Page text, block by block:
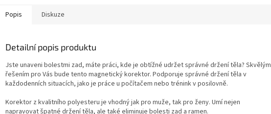
Popis Diskuze
Detailní popis produktu
Jste unaveni bolestmi zad, máte práci, kde je obtížné udržet správné držení těla? Skvělým
řešením pro Vás bude tento magnetický korektor. Podporuje správné držení těla v
každodenních situacích, jako je práce u počítačem nebo trénink v posilovně.
Korektor z kvalitního polyesteru je vhodný jak pro muže, tak pro ženy. Umí nejen
napravovat špatné držení těla, ale také eliminuje bolesti zad a ramen.